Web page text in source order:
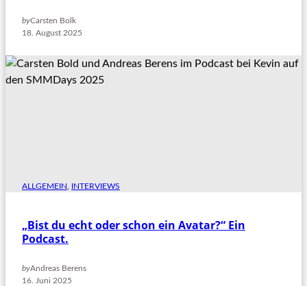
byCarsten Bolk
18. August 2025
ALLGEMEIN INTERVIEWS
„Bist du echt oder schon ein Avatar?“ Ein
Podcast.
byAndreas Berens
16. Juni 2025